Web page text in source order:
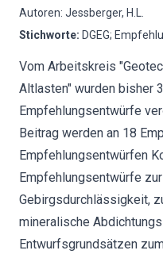
Autoren: Jessberger, H.L.
Stichworte: DGEG;
Vom Arbeitskreis
Altlasten" wurden bisher
Empfehlungsentwürfe
Beitrag werden an 18
Empfehlungsentwürfen
Empfehlungsentwürfe
Gebirgsdurchlässigkeit,
mineralische
Entwurfsgrundsätzen